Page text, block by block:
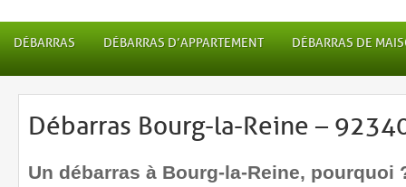
DÉBARRAS DÉBARRAS D’APPARTEMENT DÉBARRAS DE
Débarras Bourg-la-Reine –
Un débarras à Bourg-la-Reine, pourquoi